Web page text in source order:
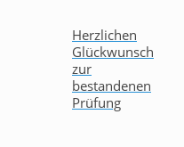
Herzlichen
Glückwunsch
zur
bestandenen
Prüfung